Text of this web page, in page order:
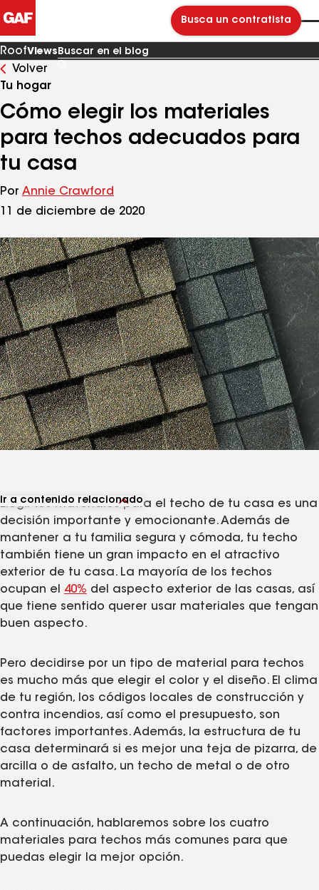
Busca un contratista
RoofViews
blog
Volver
Tu hogar
Cómo elegir los materiales
para techos adecuados para
tu casa
Por Annie Crawford
11 de diciembre de 2020
Ir a contenido relacionado
Ver artículos relacionados
Elegir los materiales para el techo de tu casa es una
decisión importante y emocionante. Además de
mantener a tu familia segura y cómoda, tu techo
también tiene un gran impacto en el atractivo
exterior de tu casa. La mayoría de los techos
ocupan el 40% del aspecto exterior de las casas, así
que tiene sentido querer usar materiales que tengan
buen aspecto.
Pero decidirse por un tipo de material para techos
es mucho más que elegir el color y el diseño. El clima
de tu región, los códigos locales de construcción y
contra incendios, así como el presupuesto, son
factores importantes. Además, la estructura de tu
casa determinará si es mejor una teja de pizarra, de
arcilla o de asfalto, un techo de metal o de otro
material.
A continuación, hablaremos sobre los cuatro
materiales para techos más comunes para que
puedas elegir la mejor opción.